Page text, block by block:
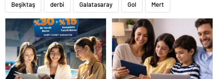
Beşiktaş derbi Galatasaray Gol Mert